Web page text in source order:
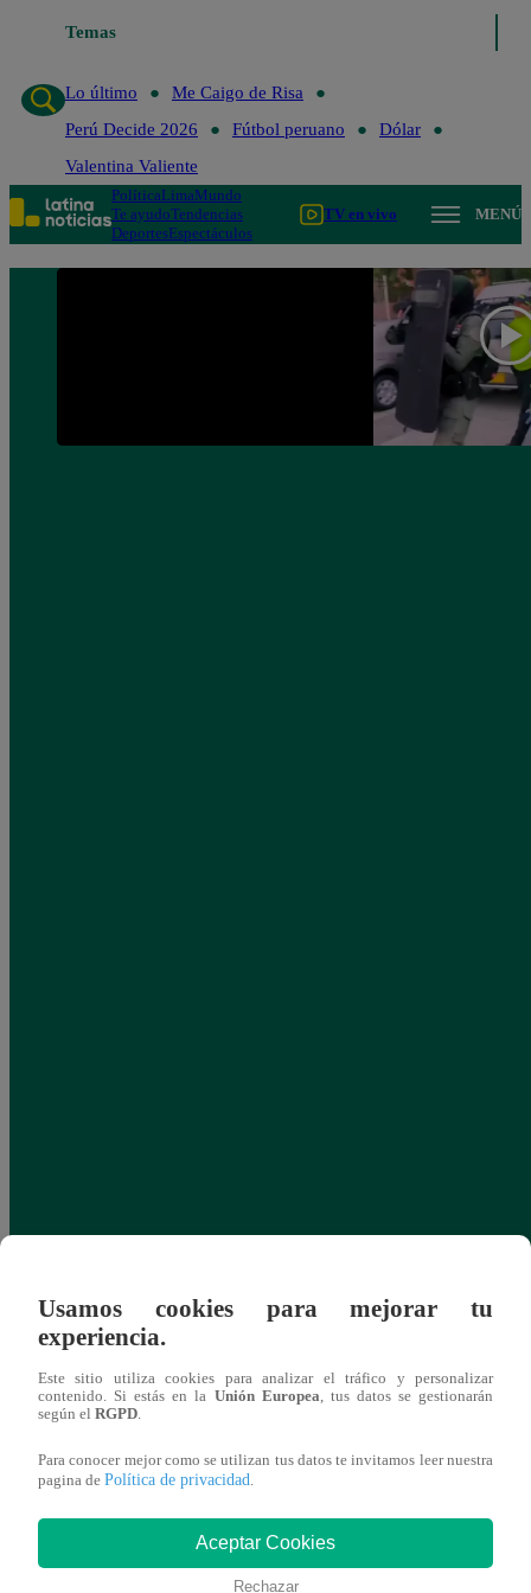
Temas
Lo último
Me Caigo de Risa
Perú Decide 2026
Fútbol peruano
Dólar
Valentina Valiente
PolíticaLimaMundo
Te ayudoTendencias
DeportesEspectáculos
TV en vivo MENÚ
Usamos cookies para mejorar tu
experiencia.
Este sitio utiliza cookies para analizar el tráfico y personalizar
contenido. Si estás en la Unión Europea , tus datos se gestionarán
según el RGPD
Para conocer mejor como se utilizan tus datos te invitamos leer nuestra
pagina de Política de privacidad
Aceptar Cookies
Rechazar